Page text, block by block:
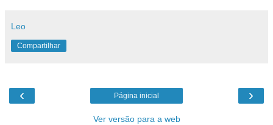
Leo
Compartilhar
‹ ›
Página inicial
Ver versão para a web